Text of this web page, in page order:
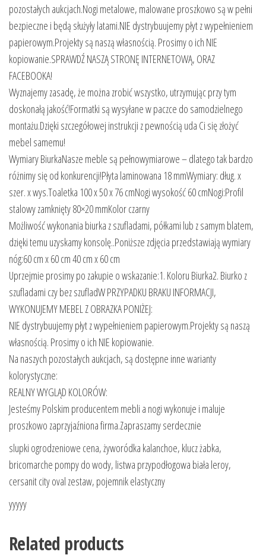
pozostałych aukcjach.Nogi metalowe, malowane proszkowo są w pełni
bezpieczne i będą służyły latami.NIE dystrybuujemy płyt z wypełnieniem
papierowym.Projekty są naszą własnością. Prosimy o ich NIE
kopiowanie.SPRAWDŹ NASZĄ STRONĘ INTERNETOWĄ, ORAZ
FACEBOOKA!
Wyznajemy zasadę, że można zrobić wszystko, utrzymując przy tym
doskonałą jakość!Formatki są wysyłane w paczce do samodzielnego
montażu.Dzięki szczegółowej instrukcji z pewnością uda Ci się złożyć
mebel samemu!
Wymiary BiurkaNasze meble są pełnowymiarowe – dlatego tak bardzo
różnimy się od konkurencji!Płyta laminowana 18 mmWymiary: dług. x
szer. x wys.Toaletka 100 x 50 x 76 cmNogi wysokość 60 cmNogi:Profil
stalowy zamknięty 80×20 mmKolor czarny
Możliwość wykonania biurka z szufladami, półkami lub z samym blatem,
dzięki temu uzyskamy konsolę..Poniższe zdjęcia przedstawiają wymiary
nóg:60 cm x 60 cm 40 cm x 60 cm
Uprzejmie prosimy po zakupie o wskazanie:1. Koloru Biurka2. Biurko z
szufladami czy bez szufladW PRZYPADKU BRAKU INFORMACJI,
WYKONUJEMY MEBEL Z OBRAZKA PONIŻEJ:
NIE dystrybuujemy płyt z wypełnieniem papierowym.Projekty są naszą
własnością. Prosimy o ich NIE kopiowanie.
Na naszych pozostałych aukcjach, są dostępne inne warianty
kolorystyczne:
REALNY WYGLĄD KOLORÓW:
Jesteśmy Polskim producentem mebli a nogi wykonuje i maluje
proszkowo zaprzyjaźniona firma.Zapraszamy serdecznie
slupki ogrodzeniowe cena, żyworódka kalanchoe, klucz żabka,
bricomarche pompy do wody, listwa przypodłogowa biała leroy,
cersanit city oval zestaw, pojemnik elastyczny
yyyyy
Related products